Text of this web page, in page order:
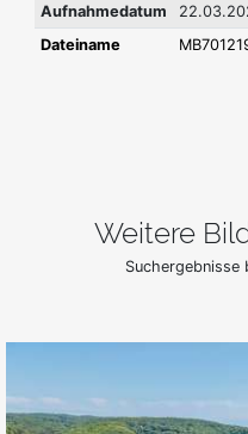
Aufnahmedatum
Dateiname
Weitere
Suchergebnisse